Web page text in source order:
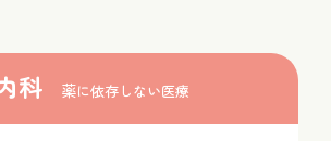
科 薬に依存しない医療